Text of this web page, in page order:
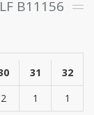
B11156
31
32
2 1 1